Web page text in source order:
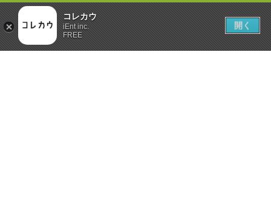
コレカウ
iEnt inc.
FREE
開く